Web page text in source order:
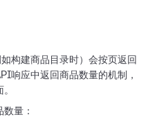
构建商品目录时）会按页返回
响应中返回商品数量的机制，
量：